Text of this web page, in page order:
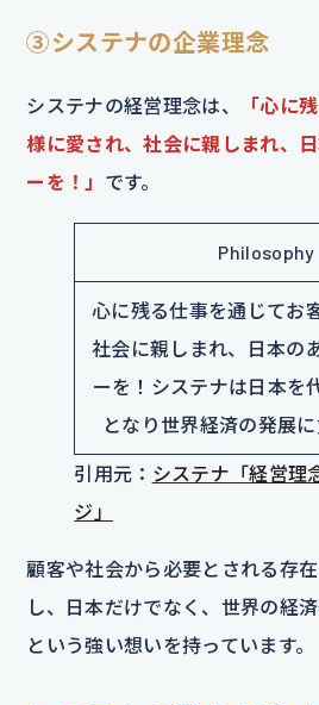
③システナの企業理念
システナの経営理念は、
「心に
様に愛され、社会に親しまれ、
ーを！」 です。
Philosophy
心に残る仕事を通じてお
社会に親しまれ、日本の
ーを！システナは日本を
となり世界経済の発展に
引用元： システナ「経営理
ジ」
顧客や社会から必要とされる存
し、日本だけでなく、世界の経
という強い想いを持っています。